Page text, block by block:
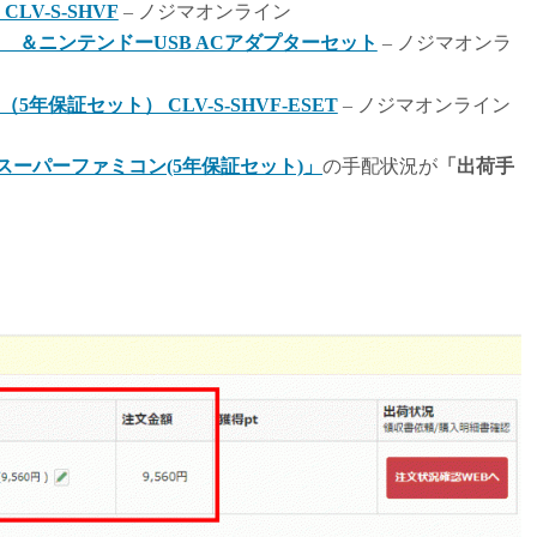
S-SHVF – ノジマオンライン
ニンテンドーUSB ACアダプターセット – ノジマオンラ
5年保証セット） CLV-S-SHVF-ESET– ノジマオンライン
ーパーファミコン(5年保証セット)」 の手配状況が 「出荷手